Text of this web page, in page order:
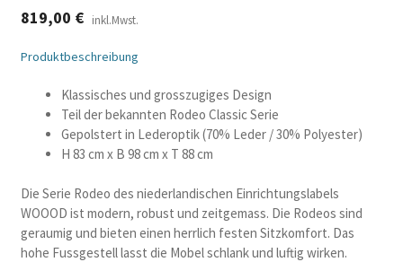
819,00 € inkl.Mwst.
Produktbeschreibung
Klassisches und grosszugiges Design
Teil der bekannten Rodeo Classic Serie
Gepolstert in Lederoptik (70% Leder / 30% Polyester)
H 83 cm x B 98 cm x T 88 cm
Die Serie Rodeo des niederlandischen Einrichtungslabels
WOOOD ist modern, robust und zeitgemass. Die Rodeos sind
geraumig und bieten einen herrlich festen Sitzkomfort. Das
hohe Fussgestell lasst die Mobel schlank und luftig wirken.